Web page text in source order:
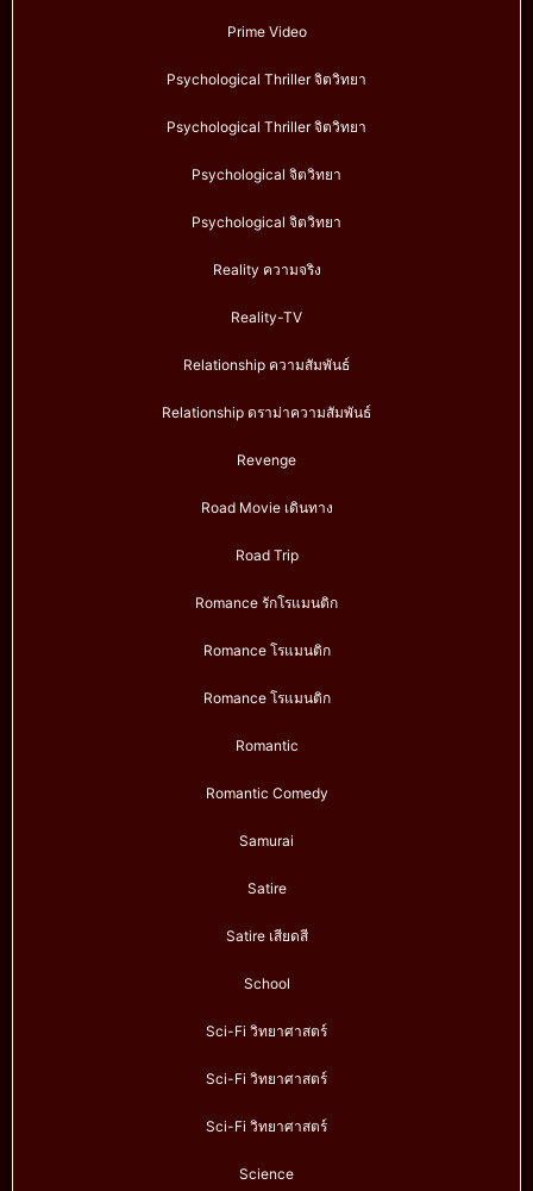
Prime Video
Psychological Thriller จิตวิทยา
Psychological Thriller จิตวิทยา
Psychological จิตวิทยา
Psychological จิตวิทยา
Reality ความจริง
Reality-TV
Relationship ความสัมพันธ์
Relationship ดราม่าความสัมพันธ์
Revenge
Road Movie เดินทาง
Road Trip
Romance รักโรแมนติก
Romance โรแมนติก
Romance โรแมนติก
Romantic
Romantic Comedy
Samurai
Satire
Satire เสียดสี
School
Sci-Fi วิทยาศาสตร์
Sci-Fi วิทยาศาสตร์
Sci-Fi วิทยาศาสตร์
Science